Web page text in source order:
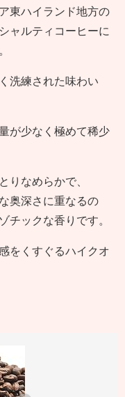
東ハイランド地方の
ャルティコーヒーに
洗練された味わい
が少なく極めて稀少
りなめらかで、
奥深さに重なるの
チックな香りです。
をくすぐるハイクオ